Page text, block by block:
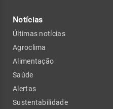
Notícias
Últimas notícias
Agroclima
Alimentação
Saúde
Alertas
Sustentabilidade